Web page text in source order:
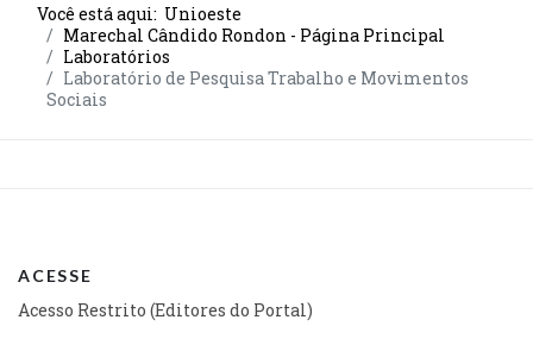
Você está aqui: Unioeste
Marechal Cândido Rondon - Página Principal
Laboratórios
Laboratório de Pesquisa Trabalho e Movimentos
Sociais
ACESSE
Acesso Restrito (Editores do Portal)